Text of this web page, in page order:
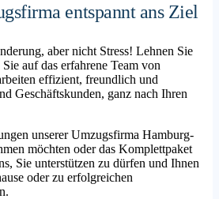
entspannt ans Ziel
aber nicht Stress! Lehnen Sie
auf das erfahrene Team von
effizient, freundlich und
Geschäftskunden, ganz nach Ihren
unserer Umzugsfirma Hamburg-
möchten oder das Komplettpaket
Sie unterstützen zu dürfen und Ihnen
oder zu erfolgreichen